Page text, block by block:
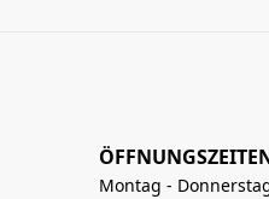
Montag -